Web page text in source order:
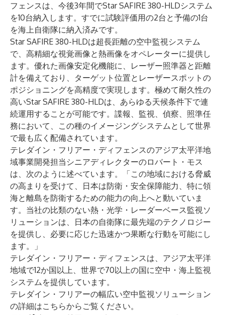
フェンスは、今後3年間でStar SAFIRE 380-HLDシステム
を10台納入します。すでに試験評価用の2台と予備の1台
を海上自衛隊に納入済みです。
Star SAFIRE 380-HLDは超長距離の空中監視システム
で、高精細な視覚画像と熱画像をオペレーターに提供し
ます。優れた画像安定化機能に、レーザー照準器と距離
計を備えており、ターゲット位置とレーザースポットの
ポジショニングを高精度で実現します。極めて耐久性の
高いStar SAFIRE 380-HLDは、あらゆる天候条件下で連
続運用することが可能です。諜報、監視、偵察、照準任
務において、この種のイメージングシステムとして世界
で最も広く配備されています。
テレダイン・フリアー・ディフェンスのアジア太平洋地
域事業開発担当シニアディレクターのロバート・モス
は、次のように述べています。「この地域における脅威
の高まりを受けて、日本は防衛・安全保障能力、特に領
海と離島を防衛するための能力の向上へと動いていま
す。当社の比類のない熱・光学・レーダーベース監視ソ
リューションは、日本の自衛隊に最先端のテクノロジー
を提供し、必要に応じた迅速かつ果断な行動を可能にし
ます。」
テレダイン・フリアー・ディフェンスは、アジア太平洋
地域で12か国以上、世界で70以上の国に空中・海上監視
システムを提供しています。
テレダイン・フリアーの幅広い空中監視ソリューション
の詳細はこちらからご覧ください。